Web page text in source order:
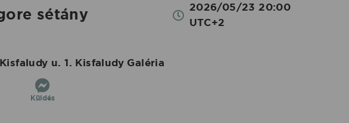
sétány
2026/05/23 20:00
UTC+2
u. 1. Kisfaludy Galéria
Küldés